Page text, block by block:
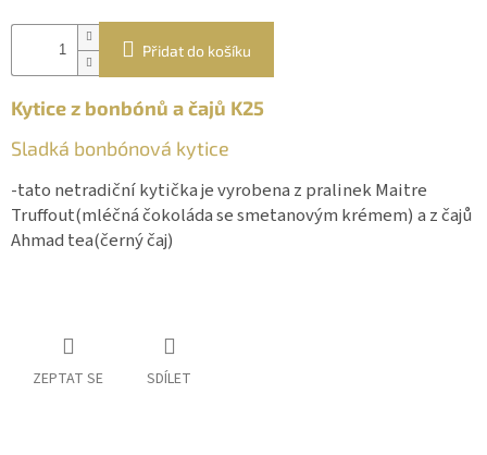
Přidat do košíku
Kytice z bonbónů a čajů K25
Sladká bonbónová kytice
-tato netradiční kytička je vyrobena z pralinek Maitre
Truffout(mléčná čokoláda se smetanovým krémem) a z čajů
Ahmad tea(černý čaj)
ZEPTAT SE SDÍLET